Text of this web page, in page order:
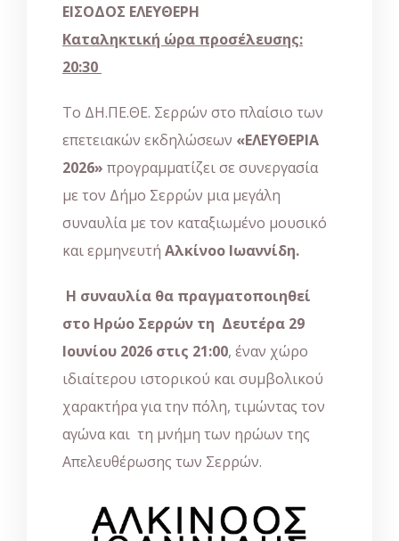
ΕΙΣΟΔΟΣ ΕΛΕΥΘΕΡΗ
Καταληκτική ώρα προσέλευσης:
20:30
Το ΔΗ.ΠΕ.ΘΕ. Σερρών στο πλαίσιο των
επετειακών εκδηλώσεων «ΕΛΕΥΘΕΡΙΑ
2026» προγραμματίζει σε συνεργασία
με τον Δήμο Σερρών μια μεγάλη
συναυλία με τον καταξιωμένο μουσικό
και ερμηνευτή Αλκίνοο Ιωαννίδη.
Η συναυλία θα πραγματοποιηθεί
στο Ηρώο Σερρών τη Δευτέρα 29
Ιουνίου 2026 στις 21:00, έναν χώρο
ιδιαίτερου ιστορικού και συμβολικού
χαρακτήρα για την πόλη, τιμώντας τον
αγώνα και τη μνήμη των ηρώων της
Απελευθέρωσης των Σερρών.